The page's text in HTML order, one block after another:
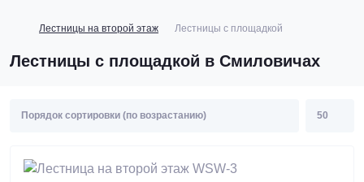
Лестницы на второй этаж Лестницы с площадкой
Лестницы с площадкой в Смиловичах